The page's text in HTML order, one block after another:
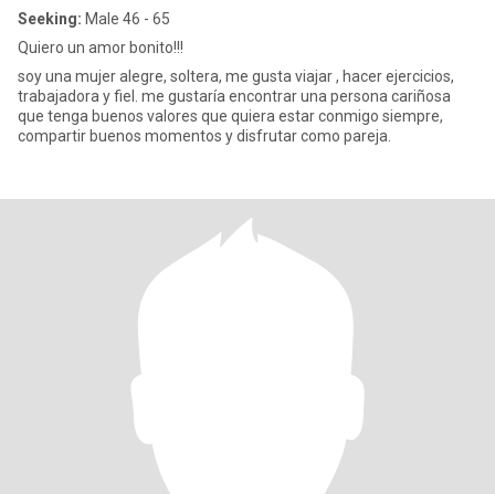
Seeking: Male 46 - 65
Quiero un amor bonito!!!
soy una mujer alegre, soltera, me gusta viajar , hacer ejercicios,
trabajadora y fiel. me gustaría encontrar una persona cariñosa
que tenga buenos valores que quiera estar conmigo siempre,
compartir buenos momentos y disfrutar como pareja.